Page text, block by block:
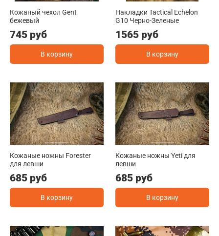
Кожаный чехол Gent
бежевый
745 руб
В корзину
Накладки Tactical Echelon
G10 Черно-Зеленые
1565 руб
В корзину
Кожаные ножны Forester
для левши
685 руб
В корзину
Кожаные ножны Yeti для
левши
685 руб
В корзину